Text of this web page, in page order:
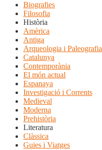
Biografies
Filosofia
Història
Amèrica
Antiga
Arqueologia i Paleografia
Catalunya
Contemporània
El món actual
Espanaya
Investigació i Corrents
Medieval
Moderna
Prehistòria
Literatura
Clàssica
Guies i Viatges